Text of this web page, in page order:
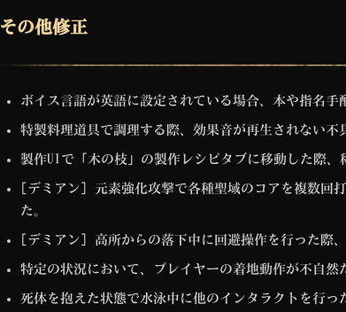
その他修正
ボイス言語が英語に設定されている場合、本や指名
特製料理道具で調理する際、効果音が再生されない不
製作UIで「木の枝」の製作レシピタブに移動した際、
[デミアン] 元素強化攻撃で各種聖域のコアを複数回
た。
[デミアン] 高所からの落下中に回避操作を行った際
特定の状況において、プレイヤーの着地動作が不自然
死体を抱えた状態で水泳中に他のインタラクトを行